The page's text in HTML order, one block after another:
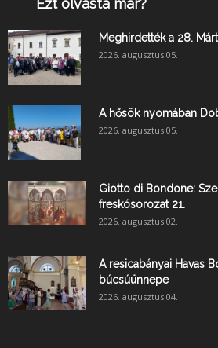
Ezt olvasta már?
Meghirdették a 28.
2026. augusztus 05.
A hősök nyomában
2026. augusztus 05.
Giotto di Bondone:
freskósorozat 21.
2026. augusztus 02.
A resicabányai Havas
búcsúünnepe
2026. augusztus 04.